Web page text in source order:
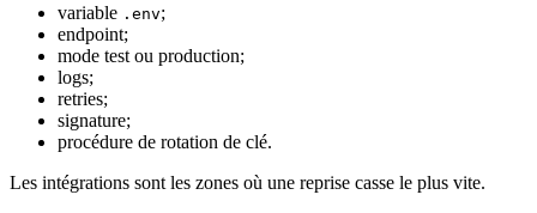
variable .env;
endpoint;
mode test ou production;
logs;
retries;
signature;
procédure de rotation de clé.
Les intégrations sont les zones où une reprise casse le plus vite.